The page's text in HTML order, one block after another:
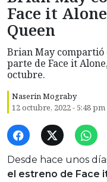
Face it
Queen
Brian May compartió
parte de Face it
octubre.
Naserin Mograby
12 octubre, 2022 - 5:48 pm
Desde hace unos
el estreno de Face